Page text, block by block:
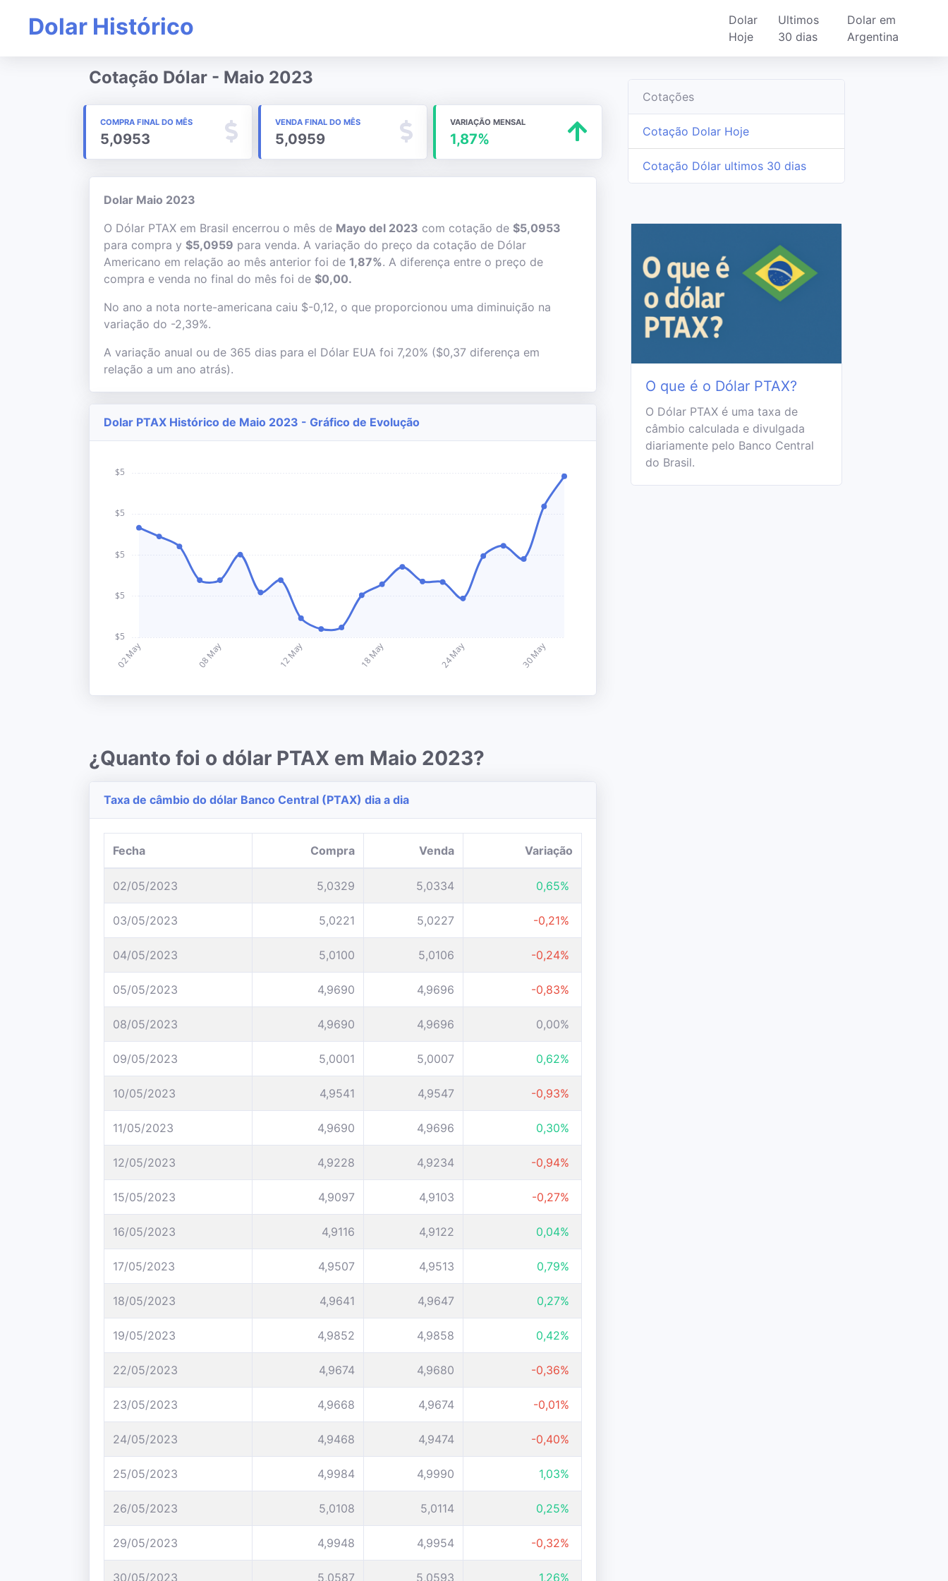
Dolar Histórico
Dolar
Hoje
Ultimos
30 dias
Dolar em
Argentina
Cotação Dólar - Maio 2023
COMPRA FINAL DO MÊS
5,0953
VENDA FINAL DO MÊS
5,0959
VARIAÇÃO MENSAL
1,87%
Dolar Maio 2023
O Dólar PTAX em Brasil encerrou o mês de Mayo del 2023 com cotação de $5,0953
para compra y $5,0959 para venda. A variação do preço da cotação de Dólar
Americano em relação ao mês anterior foi de 1,87%. A diferença entre o preço de
compra e venda no final do mês foi de $0,00.
No ano a nota norte-americana caiu $-0,12, o que proporcionou uma diminuição na
variação do -2,39%.
A variação anual ou de 365 dias para el Dólar EUA foi 7,20% ($0,37 diferença em
relação a um ano atrás).
Dolar PTAX Histórico de Maio 2023 - Gráfico de Evolução
¿Quanto foi o dólar PTAX em Maio 2023?
Taxa de câmbio do dólar Banco Central (PTAX) dia a dia
Fecha Compra Venda Variação
02/05/2023 5,0329 5,0334 0,65%
03/05/2023 5,0221 5,0227 -0,21%
04/05/2023 5,0100 5,0106 -0,24%
05/05/2023 4,9690 4,9696 -0,83%
08/05/2023 4,9690 4,9696 0,00%
09/05/2023 5,0001 5,0007 0,62%
10/05/2023 4,9541 4,9547 -0,93%
11/05/2023 4,9690 4,9696 0,30%
12/05/2023 4,9228 4,9234 -0,94%
15/05/2023 4,9097 4,9103 -0,27%
16/05/2023 4,9116 4,9122 0,04%
17/05/2023 4,9507 4,9513 0,79%
18/05/2023 4,9641 4,9647 0,27%
19/05/2023 4,9852 4,9858 0,42%
22/05/2023 4,9674 4,9680 -0,36%
23/05/2023 4,9668 4,9674 -0,01%
24/05/2023 4,9468 4,9474 -0,40%
25/05/2023 4,9984 4,9990 1,03%
26/05/2023 5,0108 5,0114 0,25%
29/05/2023 4,9948 4,9954 -0,32%
30/05/2023 5,0587 5,0593 1,26%
Cotações
Cotação Dolar Hoje
Cotação Dólar ultimos 30 dias
O que é o Dólar PTAX?
O Dólar PTAX é uma taxa de
câmbio calculada e divulgada
diariamente pelo Banco Central
do Brasil.